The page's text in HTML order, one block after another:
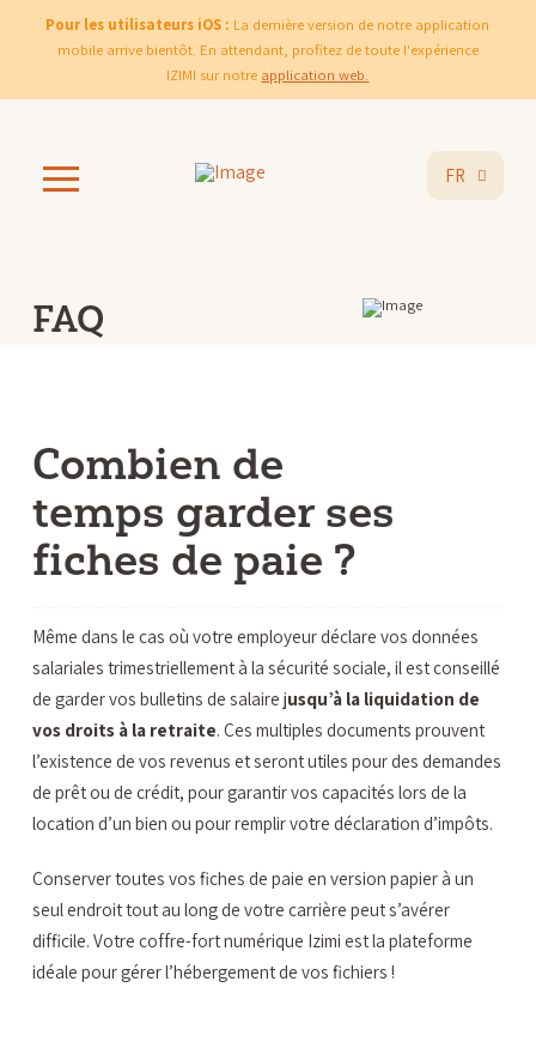
Pour les utilisateurs iOS : La dernière version de notre application
mobile arrive bientôt. En attendant, profitez de toute l'expérience
IZIMI sur notre application web.
FR
FAQ
Combien de
temps garder ses
fiches de paie ?
Même dans le cas où votre employeur déclare vos données
salariales trimestriellement à la sécurité sociale, il est conseillé
de garder vos bulletins de salaire jusqu’à la liquidation de
vos droits à la retraite. Ces multiples documents prouvent
l’existence de vos revenus et seront utiles pour des demandes
de prêt ou de crédit, pour garantir vos capacités lors de la
location d’un bien ou pour remplir votre déclaration d’impôts.
Conserver toutes vos fiches de paie en version papier à un
seul endroit tout au long de votre carrière peut s’avérer
difficile. Votre coffre-fort numérique Izimi est la plateforme
idéale pour gérer l’hébergement de vos fichiers !